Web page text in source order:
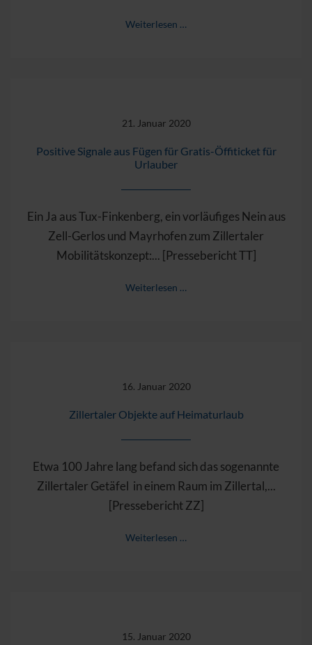
Weiterlesen …
21. Januar 2020
Positive Signale aus Fügen für Gratis-Öffiticket für
Urlauber
Ein Ja aus Tux-Finkenberg, ein vorläufiges Nein aus
Zell-Gerlos und Mayrhofen zum Zillertaler
Mobilitätskonzept:... [Pressebericht TT]
Weiterlesen …
16. Januar 2020
Zillertaler Objekte auf Heimaturlaub
Etwa 100 Jahre lang befand sich das sogenannte
Zillertaler Getäfel in einem Raum im Zillertal,...
[Pressebericht ZZ]
Weiterlesen …
15. Januar 2020